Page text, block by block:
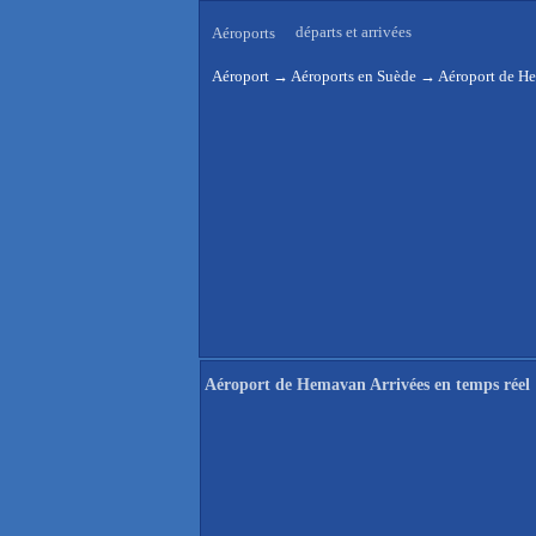
Aéroports départs et arrivées
Aéroport → Aéroports en Suède → Aéroport de
Aéroport de Hemavan Arrivées en temps réel